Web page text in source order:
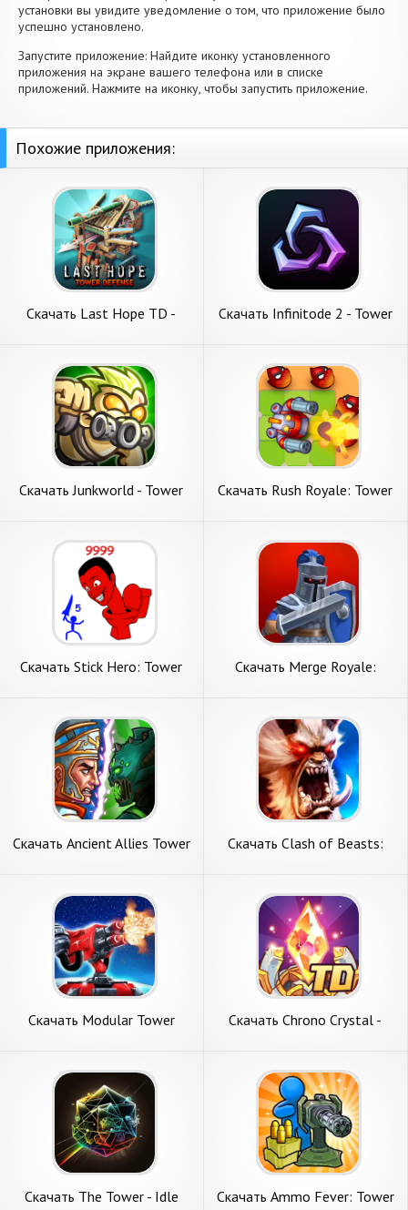
установки вы увидите уведомление о том, что приложение было
успешно установлено.
Запустите приложение: Найдите иконку установленного
приложения на экране вашего телефона или в списке
приложений. Нажмите на иконку, чтобы запустить приложение.
Похожие приложения:
Скачать Last Hope TD -
на Андроид
Скачать Infinitode 2 - Tower
Андроид
Скачать Junkworld - Tower
Андроид
Скачать Rush Royale: Tower
Скачать Stick Hero: Tower
Скачать Merge Royale:
Андроид
Скачать Ancient Allies Tower
Андроид
Скачать Clash of Beasts:
Андроид
Скачать Modular Tower
Скачать Chrono Crystal -
Андроид
Скачать The Tower - Idle
Скачать Ammo Fever: Tower